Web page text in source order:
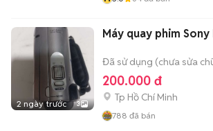
2 ngày trước 3
Máy quay phim Sony
Đã sử dụng (chưa sửa
200.000 đ
Tp Hồ Chí Minh
788 đã bán